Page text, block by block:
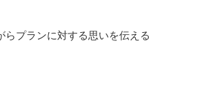
プランに対する思いを伝える